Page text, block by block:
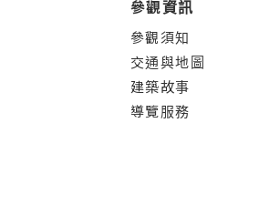
參觀資訊
參觀須知
交通與地圖
建築故事
導覽服務